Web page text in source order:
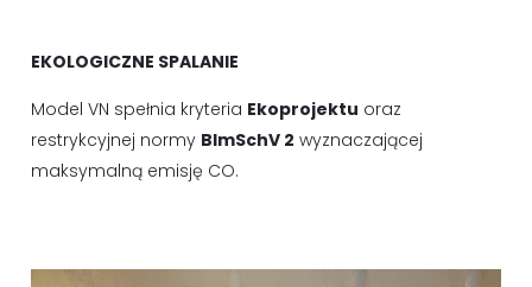
EKOLOGICZNE SPALANIE
Model VN spełnia kryteria Ekoprojektu oraz
restrykcyjnej normy BImSchV 2 wyznaczającej
maksymalną emisję CO.